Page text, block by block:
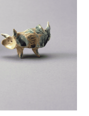
Multilingual Brochures